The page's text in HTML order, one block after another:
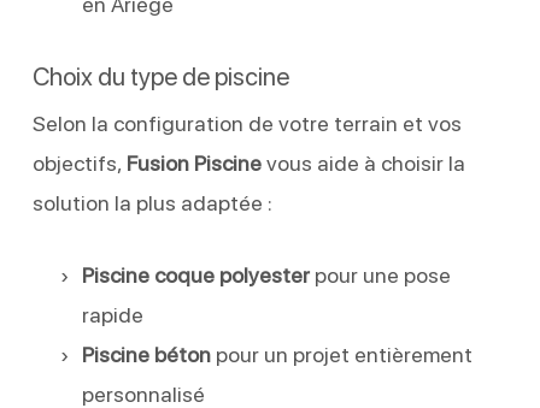
Choix du type de piscine
Selon la configuration de votre terrain et vos
objectifs, Fusion Piscinevous aide à choisir la
solution la plus adaptée :
Piscine coque polyesterpour une pose
rapide
Piscine bétonpour un projet entièrement
personnalisé